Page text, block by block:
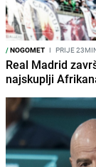
/NOGOMET I PRIJE
Real Madrid
najskuplji